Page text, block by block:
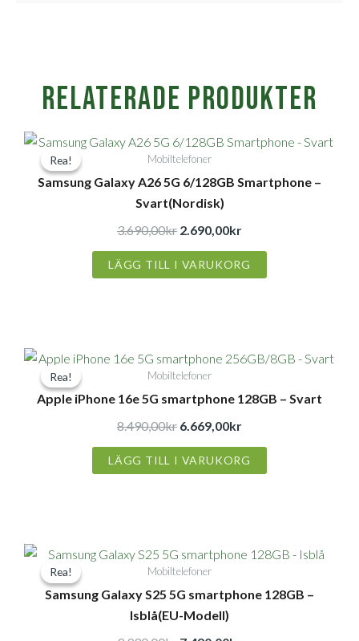
Relaterade produkter
Rea!
Rea! Mobiltelefoner
Samsung Galaxy A26 5G 6/128GB Smartphone –
Svart(Nordisk)
3.690,00kr
Det
ursprungliga
priset
var:
3.690,00kr.
2.690,00kr
Det
priset
LÄGG TILL I VARUKORG
Rea!
Rea! Mobiltelefoner
Apple iPhone 16e 5G smartphone 128GB – Svart
8.490,00kr
Det
ursprungliga
priset
var:
6.669,00kr
Det
priset
LÄGG TILL I VARUKORG
Rea!
Rea! Mobiltelefoner
Samsung Galaxy S25 5G smartphone 128GB –
Isblå(EU-Modell)
Det
ursprungliga
priset
var:
9.990,00kr.
Det
priset